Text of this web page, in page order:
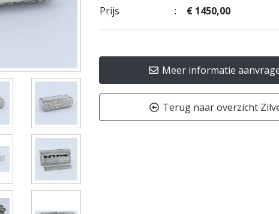
Prijs
: € 1450,00
Meer informatie
Terug naar overzicht